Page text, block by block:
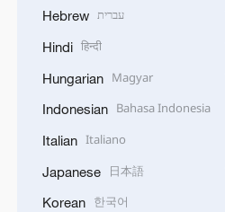
Hebrew עברית
Hindi हिन्दी
Hungarian Magyar
Indonesian Bahasa Indonesia
Italian Italiano
Japanese 日本語
Korean 한국어